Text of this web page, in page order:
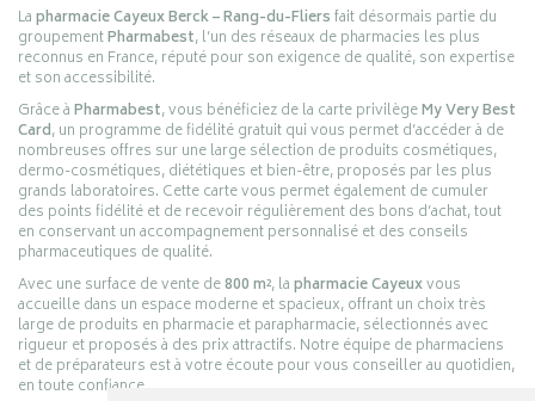
Lapharmacie Cayeux Berck – Rang-du-Fliersfait désormais partie du
groupementPharmabest, l’un des réseaux de pharmacies les plus
reconnus en France, réputé pour son exigence de qualité, son expertise
et son accessibilité.
Grâce àPharmabest, vous bénéficiez de la carte privilègeMy Very Best
Card, un programme de fidélité gratuit qui vous permet d’accéder à de
nombreuses offres sur une large sélection de produits cosmétiques,
dermo-cosmétiques, diététiques et bien-être, proposés par les plus
grands laboratoires. Cette carte vous permet également de cumuler
des points fidélité et de recevoir régulièrement des bons d’achat, tout
en conservant un accompagnement personnalisé et des conseils
pharmaceutiques de qualité.
Avec une surface de vente de800 m², lapharmacie Cayeuxvous
accueille dans un espace moderne et spacieux, offrant un choix très
large de produits en pharmacie et parapharmacie, sélectionnés avec
rigueur et proposés à des prix attractifs. Notre équipe de pharmaciens
et de préparateurs est à votre écoute pour vous conseiller au quotidien,
en toute confiance.